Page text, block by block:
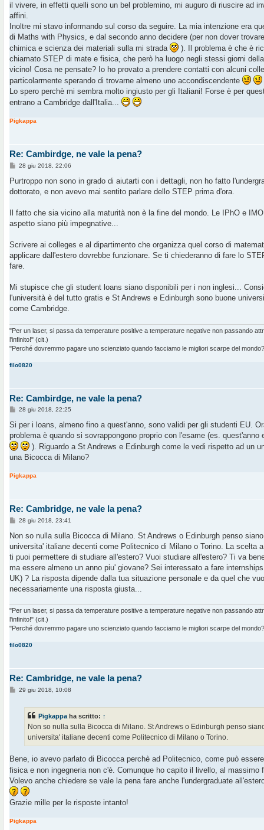
il vivere, in effetti quelli sono un bel problemino, mi auguro di riuscire ad
affini.
Inoltre mi stavo informando sul corso da seguire. La mia intenzione era
di Maths with Physics, e dal secondo anno decidere (per non dover
chimica e scienza dei materiali sulla mi strada
). Il problema è che è
chiamato STEP di mate e fisica, che però ha luogo negli stessi giorni
vicino! Cosa ne pensate? Io ho provato a prendere contatti con alcuni
particolarmente sperando di trovarne almeno uno accondiscendente
Lo spero perchè mi sembra molto ingiusto per gli Italiani! Forse è per
entrano a Cambridge dall'Italia...
Pigkappa
Re: Cambirdge, ne vale la pena?
M
s
a
i
o
28 giu 2018, 22:06
Purtroppo non sono in grado di aiutarti con i dettagli, non ho fatto
dottorato, e non avevo mai sentito parlare dello STEP prima d'ora.
Il fatto che sia vicino alla maturità non è la fine del mondo. Le IPhO e
aspetto siano più impegnative...
Scrivere ai colleges e al dipartimento che organizza quel corso di
applicare dall'estero dovrebbe funzionare. Se ti chiederanno di fare lo
fare.
Mi stupisce che gli student loans siano disponibili per i non inglesi...
l'università è del tutto gratis e St Andrews e Edinburgh sono buone
come Cambridge.
"Per un laser, si passa da temperature positive a temperature negative non passando
l'infinito!" (cit.)
"Perché dovremmo pagare uno scienziato quando facciamo le migliori scarpe del
filo0820
Re: Cambirdge, ne vale la pena?
M
s
s
a
g
g
i
28 giu 2018, 22:25
Si per i loans, almeno fino a quest'anno, sono validi per gli studenti EU.
problema è quando si sovrappongono proprio con l'esame (es.
). Riguardo a St Andrews e Edinburgh come le vedi rispetto ad un
una Bicocca di Milano?
Pigkappa
Re: Cambridge, ne vale la pena?
M
s
a
g
g
i
o
28 giu 2018, 23:41
Non so nulla sulla Bicocca di Milano. St Andrews o Edinburgh penso
universita' italiane decenti come Politecnico di Milano o Torino. La scelta
ti puoi permettere di studiare all'estero? Vuoi studiare all'estero? Ti va
ma essere almeno un anno piu' giovane? Sei interessato a fare
UK) ? La risposta dipende dalla tua situazione personale e da quel che
necessariamente una risposta giusta...
"Per un laser, si passa da temperature positive a temperature negative non passando
l'infinito!" (cit.)
"Perché dovremmo pagare uno scienziato quando facciamo le migliori scarpe del
filo0820
Re: Cambridge, ne vale la pena?
M29 giu 2018, 10:08
Pigkappa ha scritto: ↑
Non so nulla sulla Bicocca di Milano. St Andrews o Edinburgh penso
universita' italiane decenti come Politecnico di Milano o Torino.
Bene, io avevo parlato di Bicocca perchè ad Politecnico, come può
fisica e non ingegneria non c'è. Comunque ho capito il livello, al
Volevo anche chiedere se vale la pena fare anche l'undergraduate
Grazie mille per le risposte intanto!
Pigkappa